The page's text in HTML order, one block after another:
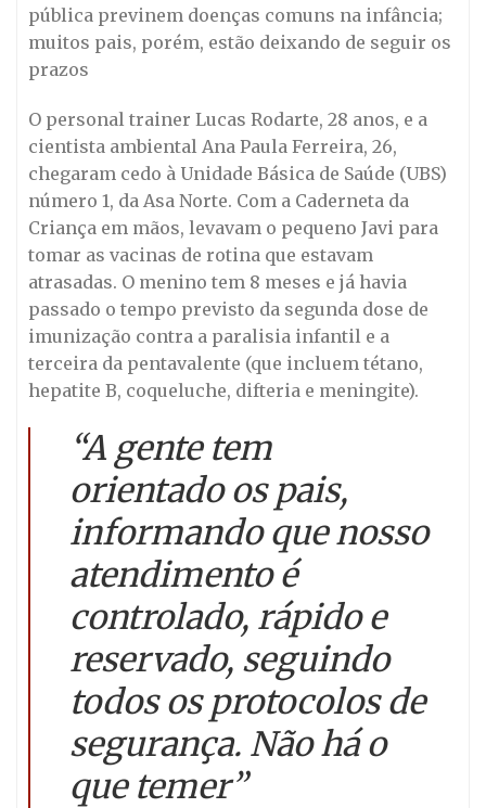
pública previnem doenças comuns na infância;
muitos pais, porém, estão deixando de seguir os
prazos
O personal trainer Lucas Rodarte, 28 anos, e a
cientista ambiental Ana Paula Ferreira, 26,
chegaram cedo à Unidade Básica de Saúde (UBS)
número 1, da Asa Norte. Com a Caderneta da
Criança em mãos, levavam o pequeno Javi para
tomar as vacinas de rotina que estavam
atrasadas. O menino tem 8 meses e já havia
passado o tempo previsto da segunda dose de
imunização contra a paralisia infantil e a
terceira da pentavalente (que incluem tétano,
hepatite B, coqueluche, difteria e meningite).
“A gente tem
orientado os pais,
informando que nosso
atendimento é
controlado, rápido e
reservado, seguindo
todos os protocolos de
segurança. Não há o
que temer”